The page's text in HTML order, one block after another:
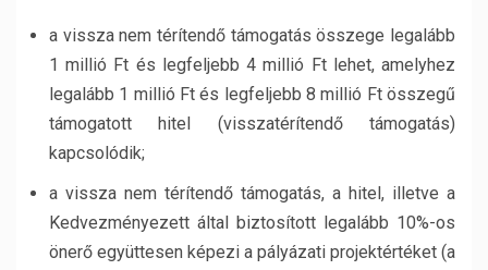
a vissza nem térítendő támogatás összege legalább
1 millió Ft és legfeljebb 4 millió Ft lehet, amelyhez
legalább 1 millió Ft és legfeljebb 8 millió Ft összegű
támogatott hitel (visszatérítendő támogatás)
kapcsolódik;
a vissza nem térítendő támogatás, a hitel, illetve a
Kedvezményezett által biztosított legalább 10%-os
önerő együttesen képezi a pályázati projektértéket (a